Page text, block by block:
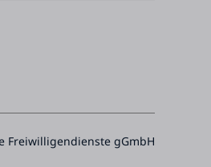
Freiwilligendienste gGmbH